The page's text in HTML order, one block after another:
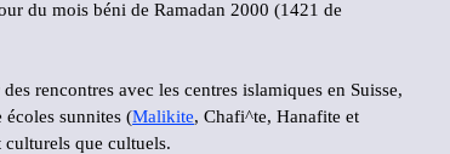
du mois béni de Ramadan 2000 (1421 de
rencontres avec les centres islamiques en Suisse,
écoles sunnites (Malikite, Chafi^te, Hanafite et
culturels que cultuels.